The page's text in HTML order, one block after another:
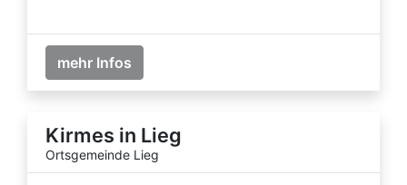
mehr Infos
Kirmes in Lieg
Ortsgemeinde Lieg